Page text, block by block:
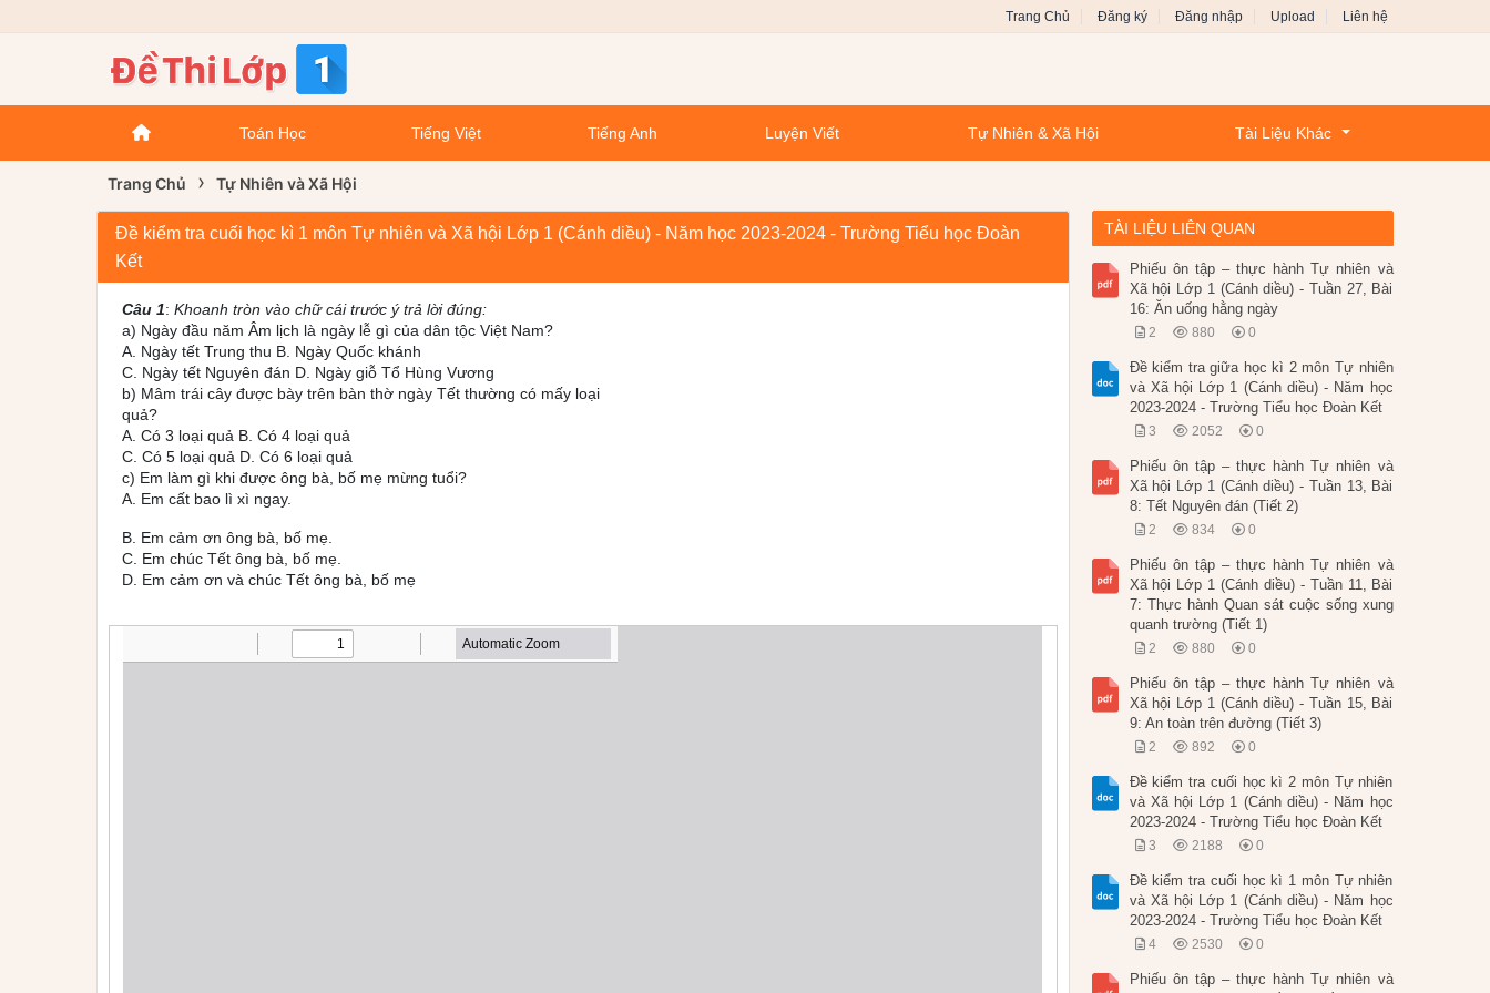
Trang Chủ Đăng ký Đăng nhập Upload Liên hệ
Toán Học Tiếng Việt Tiếng Anh Luyện Viết Tự Nhiên & Xã Hội Tài Liệu Khác
Trang Chủ › Tự Nhiên và Xã Hội
Đề kiểm tra cuối học kì 1 môn Tự nhiên và Xã hội Lớp 1 (Cánh diều) - Năm học 2023-2024 - Trường Tiểu học Đoàn
Kết
Câu 1: Khoanh tròn vào chữ cái trước ý trả lời đúng:
a) Ngày đầu năm Âm lịch là ngày lễ gì của dân tộc Việt Nam?
A. Ngày tết Trung thu B. Ngày Quốc khánh
C. Ngày tết Nguyên đán D. Ngày giỗ Tổ Hùng Vương
b) Mâm trái cây được bày trên bàn thờ ngày Tết thường có mấy loại
quả?
A. Có 3 loại quả B. Có 4 loại quả
C. Có 5 loại quả D. Có 6 loại quả
c) Em làm gì khi được ông bà, bố mẹ mừng tuổi?
A. Em cất bao lì xì ngay.
B. Em cảm ơn ông bà, bố mẹ.
C. Em chúc Tết ông bà, bố mẹ.
D. Em cảm ơn và chúc Tết ông bà, bố mẹ
TÀI LIỆU LIÊN QUAN
Phiếu ôn tập – thực hành Tự nhiên và
Xã hội Lớp 1 (Cánh diều) - Tuần 27, Bài
16: Ăn uống hằng ngày
2 880 0
Đề kiểm tra giữa học kì 2 môn Tự nhiên
và Xã hội Lớp 1 (Cánh diều) - Năm học
2023-2024 - Trường Tiểu học Đoàn Kết
3 2052 0
Phiếu ôn tập – thực hành Tự nhiên và
Xã hội Lớp 1 (Cánh diều) - Tuần 13, Bài
8: Tết Nguyên đán (Tiết 2)
2 834 0
Phiếu ôn tập – thực hành Tự nhiên và
Xã hội Lớp 1 (Cánh diều) - Tuần 11, Bài
7: Thực hành Quan sát cuộc sống xung
quanh trường (Tiết 1)
2 880 0
Phiếu ôn tập – thực hành Tự nhiên và
Xã hội Lớp 1 (Cánh diều) - Tuần 15, Bài
9: An toàn trên đường (Tiết 3)
2 892 0
Đề kiểm tra cuối học kì 2 môn Tự nhiên
và Xã hội Lớp 1 (Cánh diều) - Năm học
2023-2024 - Trường Tiểu học Đoàn Kết
3 2188 0
Đề kiểm tra cuối học kì 1 môn Tự nhiên
và Xã hội Lớp 1 (Cánh diều) - Năm học
2023-2024 - Trường Tiểu học Đoàn Kết
4 2530 0
Phiếu ôn tập – thực hành Tự nhiên và